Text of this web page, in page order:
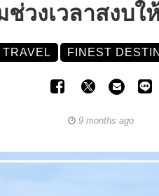
วงเวลาสงบใ
TRAVEL FINEST
9 months ago